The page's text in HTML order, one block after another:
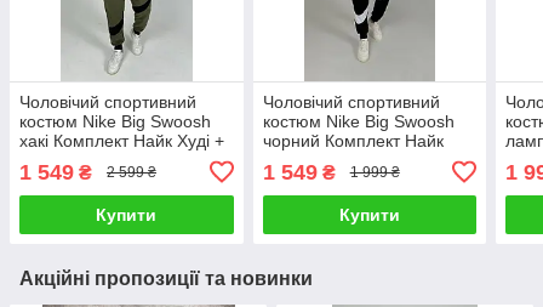
Чоловічий спортивний
костюм Nike Big Swoosh
хакі Комплект Найк Худі +
Штани весняний осінній
1 549 ₴ 2 599 ₴
Купити
Чоловічий спортивний
костюм Nike Big Swoosh
чорний Комплект Найк
осінній
1 549₴ 1 999 ₴
Купити
+
1
Акційні пропозиції та новинки